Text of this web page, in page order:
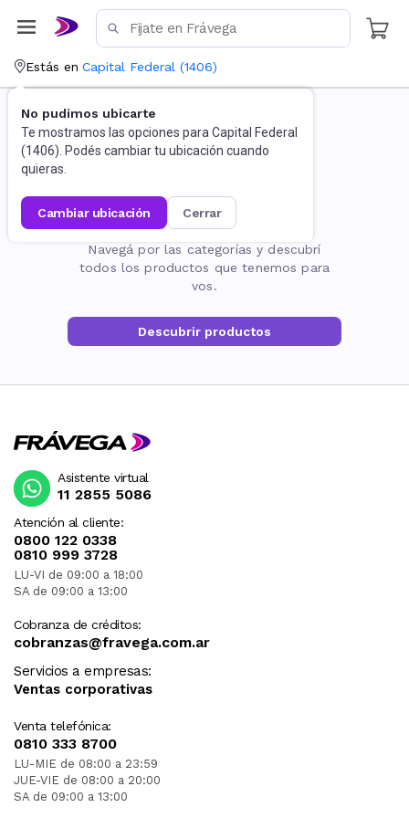
Estás en Capital Federal (1406)
No pudimos ubicarte
Te mostramos las opciones para Capital Federal
(1406). Podés cambiar tu ubicación cuando
quieras.
cambiar ubicación cerrar
La página no existe
Navegá por las categorías y descubrí
todos los productos que tenemos para
vos.
Descubrir productos
Atención al cliente:
0800 122 0338
0810 999 3728
LU-VI de 09:00 a 18:00
SA de 09:00 a 13:00
Cobranza de créditos:
cobranzas@fravega.com.ar
Servicios a empresas:
Ventas corporativas
Venta telefónica:
0810 333 8700
LU-MIE de 08:00 a 23:59
JUE-VIE de 08:00 a 20:00
SA de 09:00 a 13:00
Asistente virtual
11 2855 5086